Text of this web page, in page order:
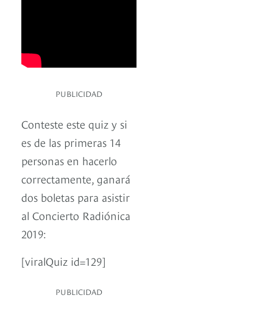
PUBLICIDAD
Conteste este quiz y si
es de las primeras 14
personas en hacerlo
correctamente, ganará
dos boletas para asistir
al Concierto Radiónica
2019:
[viralQuiz id=129]
PUBLICIDAD